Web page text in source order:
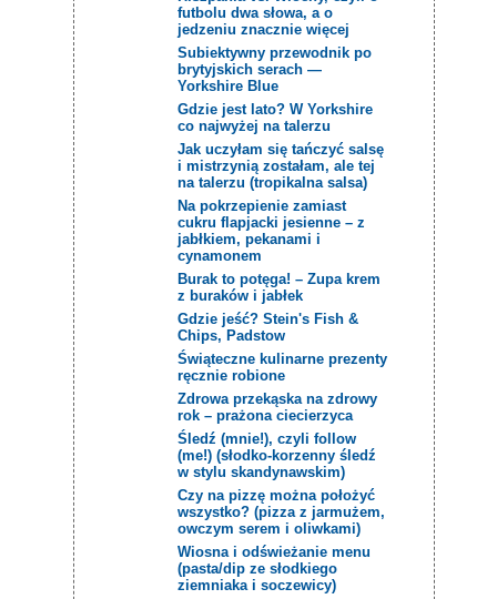
futbolu dwa słowa, a o
jedzeniu znacznie więcej
Subiektywny przewodnik po
brytyjskich serach —
Yorkshire Blue
Gdzie jest lato? W Yorkshire
co najwyżej na talerzu
Jak uczyłam się tańczyć salsę
i mistrzynią zostałam, ale tej
na talerzu (tropikalna salsa)
Na pokrzepienie zamiast
cukru flapjacki jesienne – z
jabłkiem, pekanami i
cynamonem
Burak to potęga! – Zupa krem
z buraków i jabłek
Gdzie jeść? Stein's Fish &
Chips, Padstow
Świąteczne kulinarne prezenty
ręcznie robione
Zdrowa przekąska na zdrowy
rok – prażona ciecierzyca
Śledź (mnie!), czyli follow
(me!) (słodko-korzenny śledź
w stylu skandynawskim)
Czy na pizzę można położyć
wszystko? (pizza z jarmużem,
owczym serem i oliwkami)
Wiosna i odświeżanie menu
(pasta/dip ze słodkiego
ziemniaka i soczewicy)